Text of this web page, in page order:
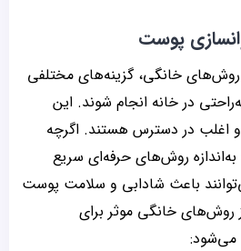
پوست
خانگی، گزینه‌های مختلفی
در خانه انجام شوند. این
اغلب در دسترس هستند. اگرچه
روش‌های حرفه‌ای سریع
باعث شادابی و سلامت پوست
روش‌های خانگی موثر برای
می‌شود: